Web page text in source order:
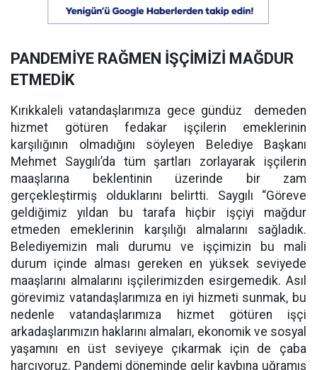
PANDEMİYE RAĞMEN İŞÇİMİZİ MAĞDUR
ETMEDİK
Kırıkkaleli vatandaşlarımıza gece gündüz demeden
hizmet götüren fedakar işçilerin emeklerinin
karşılığının olmadığını söyleyen Belediye Başkanı
Mehmet Saygılı’da tüm şartları zorlayarak işçilerin
maaşlarına beklentinin üzerinde bir zam
gerçekleştirmiş olduklarını belirtti. Saygılı “Göreve
geldiğimiz yıldan bu tarafa hiçbir işçiyi mağdur
etmeden emeklerinin karşılığı almalarını sağladık.
Belediyemizin mali durumu ve işçimizin bu mali
durum içinde alması gereken en yüksek seviyede
maaşlarını almalarını işçilerimizden esirgemedik. Asıl
görevimiz vatandaşlarımıza en iyi hizmeti sunmak, bu
nedenle vatandaşlarımıza hizmet götüren işçi
arkadaşlarımızın haklarını almaları, ekonomik ve sosyal
yaşamını en üst seviyeye çıkarmak için de çaba
harcıyoruz. Pandemi döneminde gelir kaybına uğramış